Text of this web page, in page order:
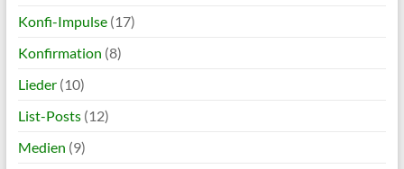
Konfi-Impulse(17)
Konfirmation (8)
Lieder(10)
List-Posts(12)
Medien (9)